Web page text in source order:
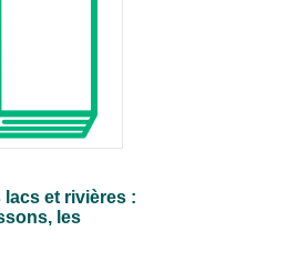
lacs et rivières :
les